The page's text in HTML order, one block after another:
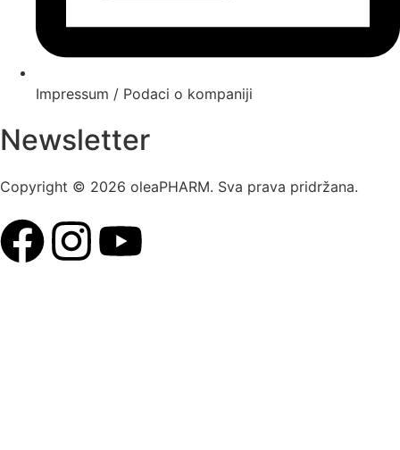
Impressum / Podaci o kompaniji
Newsletter
Copyright © 2026 oleaPHARM. Sva prava pridržana.